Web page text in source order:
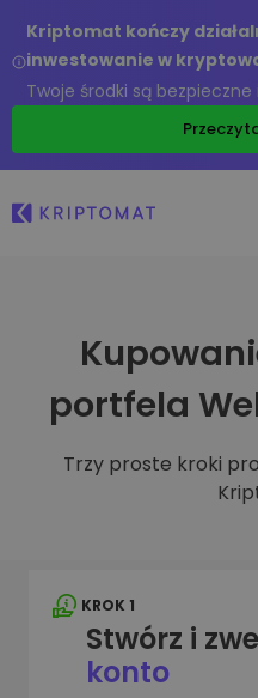
Kriptomat kończy
inwestowanie w
Twoje środki są bezpieczne
portfela
Trzy proste kroki
KROK 1
Stwórz i
konto